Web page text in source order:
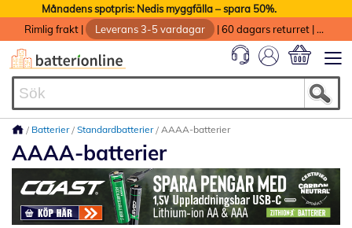
Månadens spotpris: Nedis myggfälla – spara 50%.
Rimlig frakt | Leverans 3-5 vardagar |60 dagars returret |
Batterier Standardbatterier AAAA-batterier
AAAA-batterier